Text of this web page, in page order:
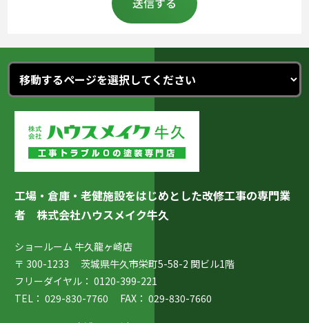
工場・倉庫・老健施設をはじめとした改修工事の専門業
者株式会社ハウスメイク牛久
ショールーム 牛久龍ヶ崎店
〒 300-1233 茨城県牛久市栄町5-58-2 関ビル1階
フリーダイヤル： 0120-399-221
TEL： 029-830-7760 FAX： 029-830-7660